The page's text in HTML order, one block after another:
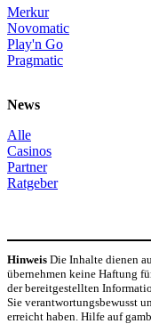
Merkur
Novomatic
Play'n Go
Pragmatic
News
Alle
Casinos
Partner
Ratgeber
Hinweis Die Inhalte dienen
übernehmen keine Haftung
der bereitgestellten
Sie verantwortungsbewusst
erreicht haben. Hilfe auf